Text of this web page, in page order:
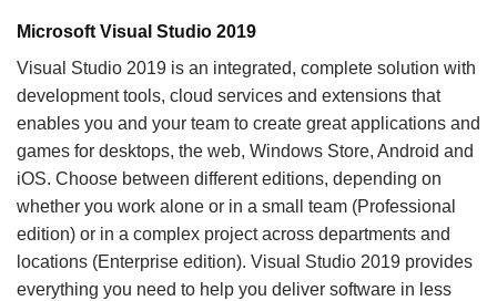
Microsoft Visual Studio 2019
Visual Studio 2019 is an integrated, complete solution with
development tools, cloud services and extensions that
enables you and your team to create great applications and
games for desktops, the web, Windows Store, Android and
iOS. Choose between different editions, depending on
whether you work alone or in a small team (Professional
edition) or in a complex project across departments and
locations (Enterprise edition). Visual Studio 2019 provides
everything you need to help you deliver software in less